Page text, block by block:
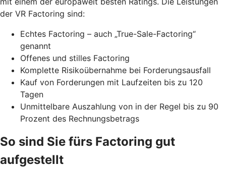
der VR Factoring sind:
Echtes Factoring – auch „True-Sale-Factoring“
genannt
Offenes und stilles Factoring
Komplette Risikoübernahme bei Forderungsausfall
Kauf von Forderungen mit Laufzeiten bis zu 120
Tagen
Unmittelbare Auszahlung von in der Regel bis zu 90
Prozent des Rechnungsbetrags
So sind Sie fürs Factoring gut
aufgestellt